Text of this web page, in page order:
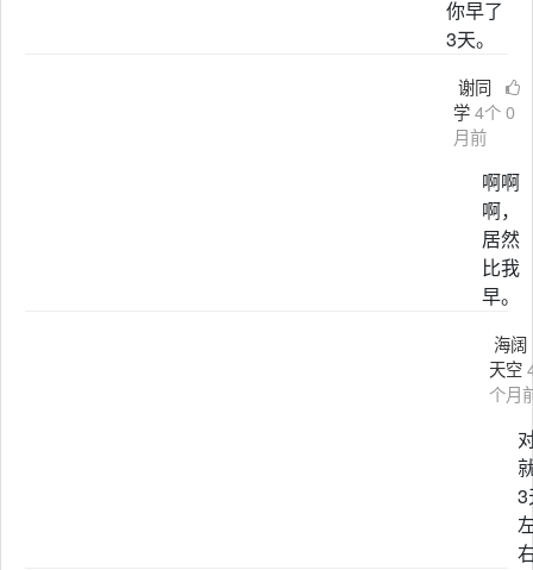
你早了
3天。
谢同
学4个
月前
0
啊啊
啊，
居然
比我
早。
海阔
天空
个月
3